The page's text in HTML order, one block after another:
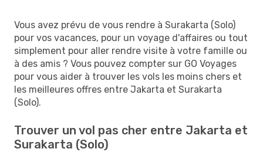
Vous avez prévu de vous rendre à Surakarta (Solo)
pour vos vacances, pour un voyage d'affaires ou tout
simplement pour aller rendre visite à votre famille ou
à des amis ? Vous pouvez compter sur GO Voyages
pour vous aider à trouver les vols les moins chers et
les meilleures offres entre Jakarta et Surakarta
(Solo).
Trouver un vol pas cher entre Jakarta et
Surakarta (Solo)